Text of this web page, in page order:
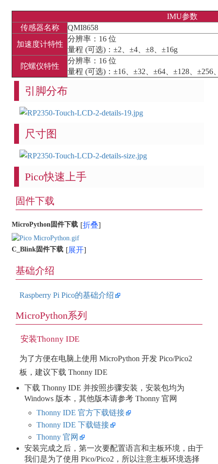
IMU参数
传感器名称
QMI8658
加速度计特性
分辨率：16 位
量程 (可选)：±2、±4、±8、±16g
陀螺仪特性
分辨率：16 位
量程 (可选)：±16、±32、±64、±128、±256
引脚分布
尺寸图
Pico快速上手
固件下载
折叠
MicroPython固件下载
展开
C_Blink固件下载
基础介绍
Raspberry Pi Pico的基础介绍
MicroPython系列
安装Thonny IDE
为了方便在电脑上使用 MicroPython 开发 Pico/Pico2
板，建议下载 Thonny IDE
下载 Thonny IDE 并按照步骤安装，安装包均为
Windows 版本，其他版本请参考 Thonny 官网
Thonny IDE 官方下载链接
Thonny IDE 下载链接
Thonny 官网
安装完成之后，第一次要配置语言和主板环境，由于
我们是为了使用 Pico/Pico2，所以注意主板环境选择